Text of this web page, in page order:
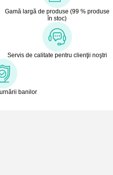
Gamă largă de produse (99 % produse
în stoc)
Servis de calitate pentru clienţii noştri
banilor